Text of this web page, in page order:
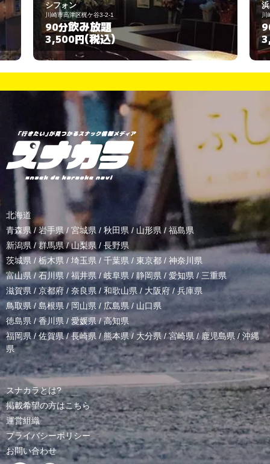
浜木綿
川崎市幸区古川町187-6
90分飲み放題
3,000円(税込)
北海道
青森県 / 岩手県/ 宮城県 / 秋田県 / 山形県/ 福島県
新潟県 /群馬県/山梨県 / 長野県
茨城県 / 栃木県 / 埼玉県 / 千葉県 / 東京都 / 神奈川県
富山県 /石川県/福井県/岐阜県 / 静岡県 / 愛知県 / 三重県
滋賀県 / 京都府 / 奈良県 / 和歌山県/ 大阪府 /兵庫県
鳥取県/ 島根県 /岡山県/ 広島県 / 山口県
徳島県 /香川県 / 愛媛県/高知県
福岡県/佐賀県/長崎県 /熊本県/ 大分県/宮崎県 /鹿児島県 / 沖縄
県
スナカラとは?
掲載希望の方はこちら
運営組織
プライバシーポリシー
お問い合わせ